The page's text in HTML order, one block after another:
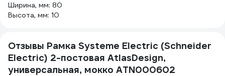
Ширина, мм: 80
Высота, мм: 10
Отзывы Рамка Systeme Electric (Schneider
Electric) 2-постовая AtlasDesign,
универсальная, мокко ATN000602